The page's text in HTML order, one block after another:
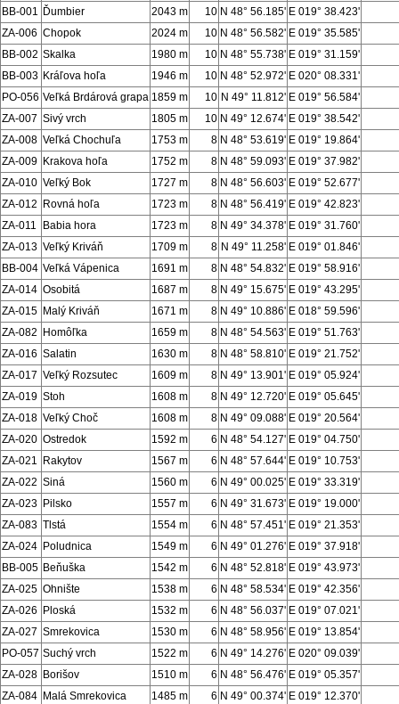
BB-001 Ďumbier 2043 m 10 N 48° 56.185' E 019° 38.423'
ZA-006 Chopok 2024 m 10 N 48° 56.582' E 019° 35.585'
BB-002 Skalka 1980 m 10 N 48° 55.738' E 019° 31.159'
BB-003 Kráľova hoľa 1946 m 10 N 48° 52.972' E 020° 08.331'
PO-056 Veľká Brdárová grapa 1859 m 10 N 49° 11.812' E 019° 56.584'
ZA-007 Sivý vrch 1805 m 10 N 49° 12.674' E 019° 38.542'
ZA-008 Veľká Chochuľa 1753 m 8 N 48° 53.619' E 019° 19.864'
ZA-009 Krakova hoľa 1752 m 8 N 48° 59.093' E 019° 37.982'
ZA-010 Veľký Bok 1727 m 8 N 48° 56.603' E 019° 52.677'
ZA-012
Rovná hoľa 1723 m 8 N 48° 56.419' E 019° 42.823'
ZA-011
Babia hora 1723 m 8 N 49° 34.378' E 019° 31.760'
ZA-013 Veľký Kriváň 1709 m 8 N 49° 11.258' E 019° 01.846'
BB-004 Veľká Vápenica 1691 m 8 N 48° 54.832' E 019° 58.916'
ZA-014 Osobitá 1687 m 8 N 49° 15.675' E 019° 43.295'
ZA-015 Malý Kriváň 1671 m 8 N 49° 10.886' E 018° 59.596'
ZA-082
Homôľka 1659 m 8 N 48° 54.563' E 019° 51.763'
ZA-016 Salatin 1630 m 8 N 48° 58.810' E 019° 21.752'
ZA-017 Veľký Rozsutec 1609 m 8 N 49° 13.901' E 019° 05.924'
ZA-019 Stoh 1608 m 8 N 49° 12.720' E 019° 05.645'
ZA-018 Veľký Choč 1608 m 8 N 49° 09.088' E 019° 20.564'
ZA-020 Ostredok 1592 m 6 N 48° 54.127' E 019° 04.750'
ZA-021
Rakytov 1567 m 6 N 48° 57.644' E 019° 10.753'
ZA-022 Siná 1560 m 6 N 49° 00.025' E 019° 33.319'
ZA-023 Pilsko 1557 m 6 N 49° 31.673' E 019° 19.000'
ZA-083 Tlstá 1554 m 6 N 48° 57.451' E 019° 21.353'
ZA-024 Poludnica 1549 m 6 N 49° 01.276' E 019° 37.918'
BB-005 Beňuška 1542 m 6 N 48° 52.818' E 019° 43.973'
ZA-025 Ohnište 1538 m 6 N 48° 58.534' E 019° 42.356'
ZA-026
Ploská 1532 m 6 N 48° 56.037' E 019° 07.021'
ZA-027 Smrekovica 1530 m 6 N 48° 58.956' E 019° 13.854'
PO-057 Suchý vrch 1522 m 6 N 49° 14.276' E 020° 09.039'
ZA-028 Borišov 1510 m 6 N 48° 56.476' E 019° 05.357'
ZA-084 Malá Smrekovica 1485 m 6 N 49° 00.374' E 019° 12.370'